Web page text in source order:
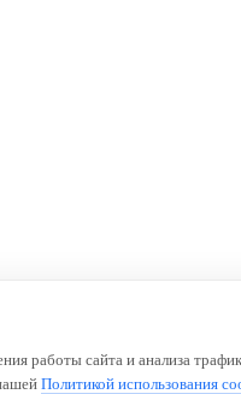
работы сайта и анализа
Политикой использования